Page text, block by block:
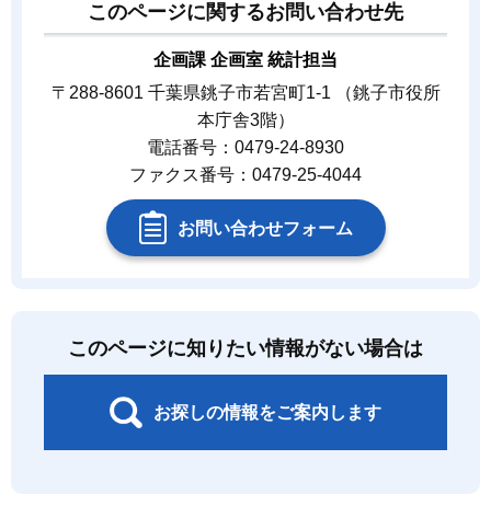
このページに関するお問い合わせ先
企画課 企画室 統計担当
〒288-8601 千葉県銚子市若宮町1-1 （銚子市役所
本庁舎3階）
電話番号：0479-24-8930
ファクス番号：0479-25-4044
お問い合わせフォーム
このページに知りたい情報がない場合は
お探しの情報をご案内します